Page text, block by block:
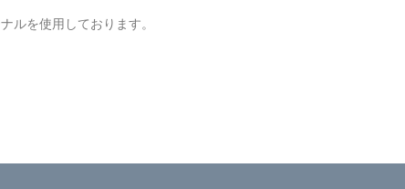
ルを使用しております。